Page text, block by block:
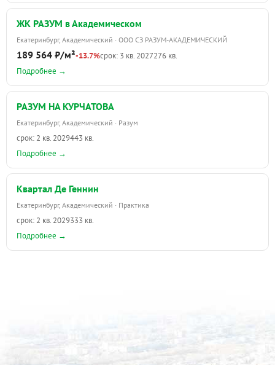
ЖК РАЗУМ в Академическом
Екатеринбург, Академический · ООО СЗ РАЗУМ-АКАДЕМИЧЕСКИЙ
189 564 ₽/м²-13.7%срок: 3 кв. 2027276 кв.
Подробнее →
РАЗУМ НА КУРЧАТОВА
Екатеринбург, Академический · Разум
срок: 2 кв. 2029443 кв.
Подробнее →
Квартал Де Геннин
Екатеринбург, Академический · Практика
срок: 2 кв. 2029333 кв.
Подробнее →